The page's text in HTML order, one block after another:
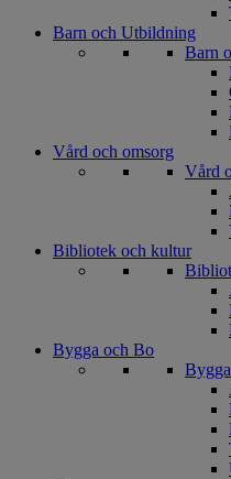
Barn och Utbildning
Barn
Vård och omsorg
Vård
Bibliotek och kultur
Bygga och Bo